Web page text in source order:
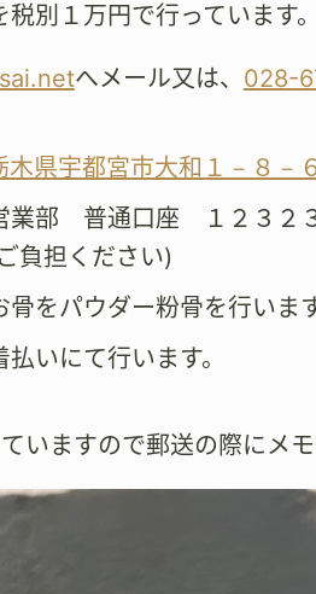
別１万円で行っています。
へメール又は、 028-
木県宇都宮市大和１－８－
業部 普通口座 １２３２
負担ください)
をパウダー粉骨を行います
いにて行います。
いますので郵送の際にメモ